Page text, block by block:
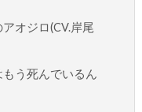
オジロ(CV.岸尾
もう死んでいるん